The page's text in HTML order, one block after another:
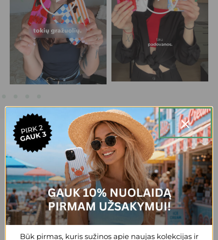
20,000+ patenkintų klientų.
Reda
Gražus, patogus, tvirtas dėklas, esu
patenkinta
+3
Būk pirmas, kuris sužinos apie naujas kolekcijas ir